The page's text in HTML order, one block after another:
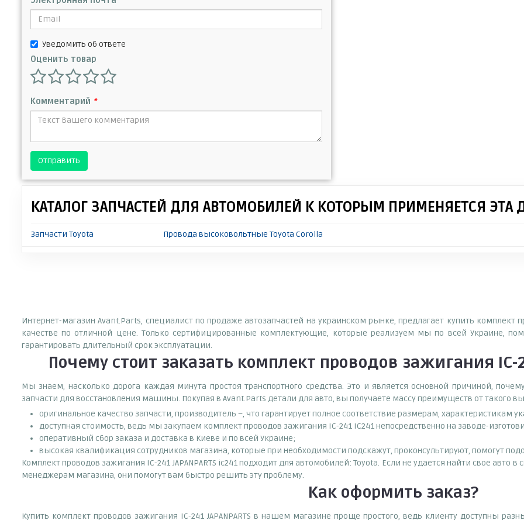
Уведомить об ответе
Оценить товар
Комментарий *
Отправить
КАТАЛОГ ЗАПЧАСТЕЙ ДЛЯ АВТОМОБИЛЕЙ К КОТОРЫМ ПРИМЕНЯЕТСЯ ЭТА
Запчасти Toyota Провода высоковольтные Toyota Corolla
Интернет-магазин Avant.Parts, специалист по продаже автозапчастей на украинском рынке, предлагает купить комплект
качестве по отличной цене. Только сертифицированные комплектующие, которые реализуем мы по всей Украине,
гарантировать длительный срок эксплуатации.
Почему стоит заказать комплект проводов зажигания IC-
Мы знаем, насколько дорога каждая минута простоя транспортного средства. Это и является основной причиной,
запчасти для восстановления машины. Покупая в Avant.Parts детали для авто, вы получаете массу преимуществ от такого
оригинальное качество запчасти, производитель –, что гарантирует полное соответствие размерам, характеристикам
доступная стоимость, ведь мы закупаем комплект проводов зажигания IC-241 IC241 непосредственно на заводе-
оперативный сбор заказа и доставка в Киеве и по всей Украине;
высокая квалификация сотрудников магазина, которые при необходимости подскажут, проконсультируют, помогут
Комплект проводов зажигания IC-241 JAPANPARTS ic241 подходит для автомобилей: Toyota. Если не удается найти свое авто
менеджерам магазина, они помогут вам быстро решить эту проблему.
Как оформить заказ?
Купить комплект проводов зажигания IC-241 JAPANPARTS в нашем магазине проще простого, ведь клиенту доступны